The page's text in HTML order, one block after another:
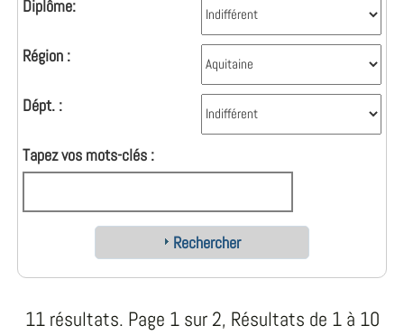
Diplôme:
Région :
Dépt. :
Tapez vos mots-clés :
Rechercher
11 résultats. Page 1 sur 2, Résultats de 1 à 10